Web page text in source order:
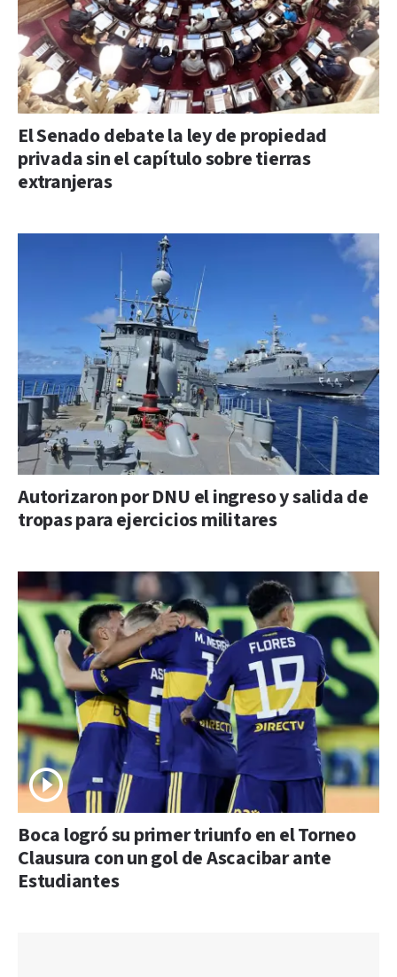
El Senado debate la ley de propiedad
privada sin el capítulo sobre tierras
extranjeras
Autorizaron por DNU el ingreso y salida de
tropas para ejercicios militares
Boca logró su primer triunfo en el Torneo
Clausura con un gol de Ascacibar ante
Estudiantes